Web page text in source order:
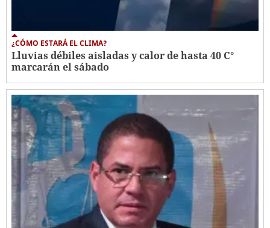
¿CÓMO ESTARÁ EL CLIMA?
Lluvias débiles aisladas y calor de hasta 40 C°
marcarán el sábado